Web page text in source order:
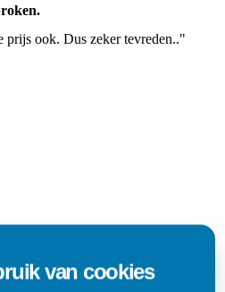
prijs ook. Dus zeker tevreden.."
van cookies